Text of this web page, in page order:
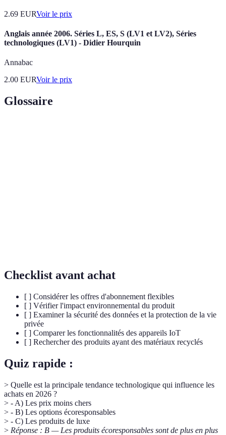
2.69 EURVoir le prix
Anglais année 2006. Séries L, ES, S (LV1 et LV2), Séries
technologiques (LV1) - Didier Hourquin
Annabac
2.00 EURVoir le prix
Glossaire
Checklist avant achat
[ ] Considérer les offres d'abonnement flexibles
[ ] Vérifier l'impact environnemental du produit
[ ] Examiner la sécurité des données et la protection de la vie
privée
[ ] Comparer les fonctionnalités des appareils IoT
[ ] Rechercher des produits ayant des matériaux recyclés
Quiz rapide :
> Quelle est la principale tendance technologique qui influence les
achats en 2026 ?
> - A) Les prix moins chers
> - B) Les options écoresponsables
> - C) Les produits de luxe
> Réponse : B — Les produits écoresponsables sont de plus en plus